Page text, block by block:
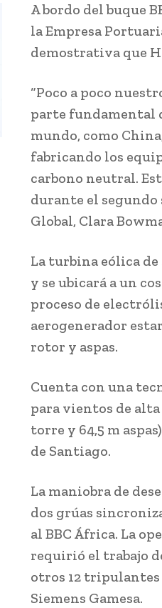
A bordo del buque
la Empresa
demostrativa que
“Poco a poco
parte fundamental
mundo, como
fabricando los
carbono neutral.
durante el segundo
Global, Clara
La turbina eólica de
y se ubicará a un
proceso de
aerogenerador
rotor y aspas.
Cuenta con una
para vientos de
torre y 64,5 m
de Santiago.
La maniobra de
dos grúas
al BBC África. La
requirió el trabajo
otros 12 tripulantes
Siemens Gamesa.